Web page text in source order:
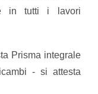
in tutti i lavori
Prisma integrale
- si attesta